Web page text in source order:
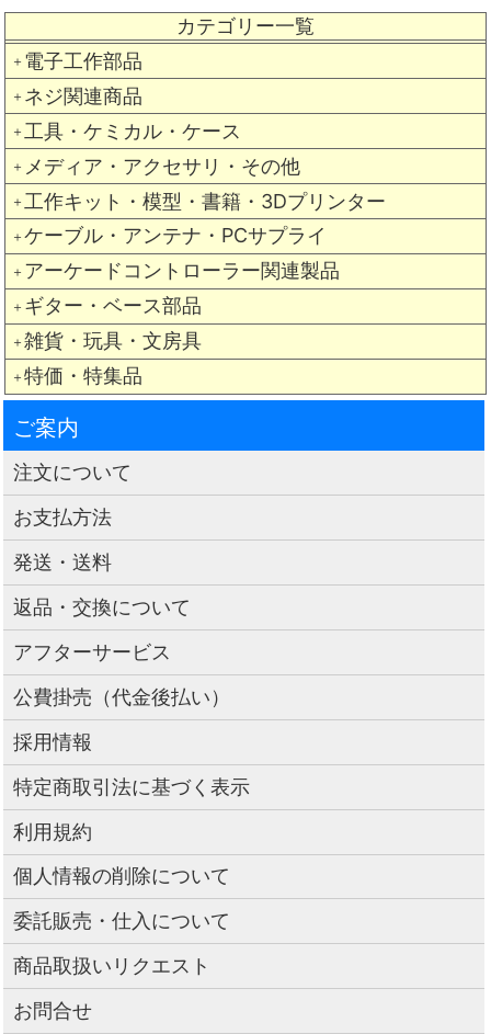
カテゴリー一覧
＋ 電子工作部品
＋ ネジ関連商品
＋ 工具・ケミカル・ケース
＋ メディア・アクセサリ・その他
＋ 工作キット・模型・書籍・3Dプリンター
＋ ケーブル・アンテナ・PCサプライ
＋ アーケードコントローラー関連製品
＋ ギター・ベース部品
＋ 雑貨・玩具・文房具
＋ 特価・特集品
ご案内
注文について
お支払方法
発送・送料
返品・交換について
アフターサービス
公費掛売（代金後払い）
採用情報
特定商取引法に基づく表示
利用規約
個人情報の削除について
委託販売・仕入について
商品取扱いリクエスト
お問合せ